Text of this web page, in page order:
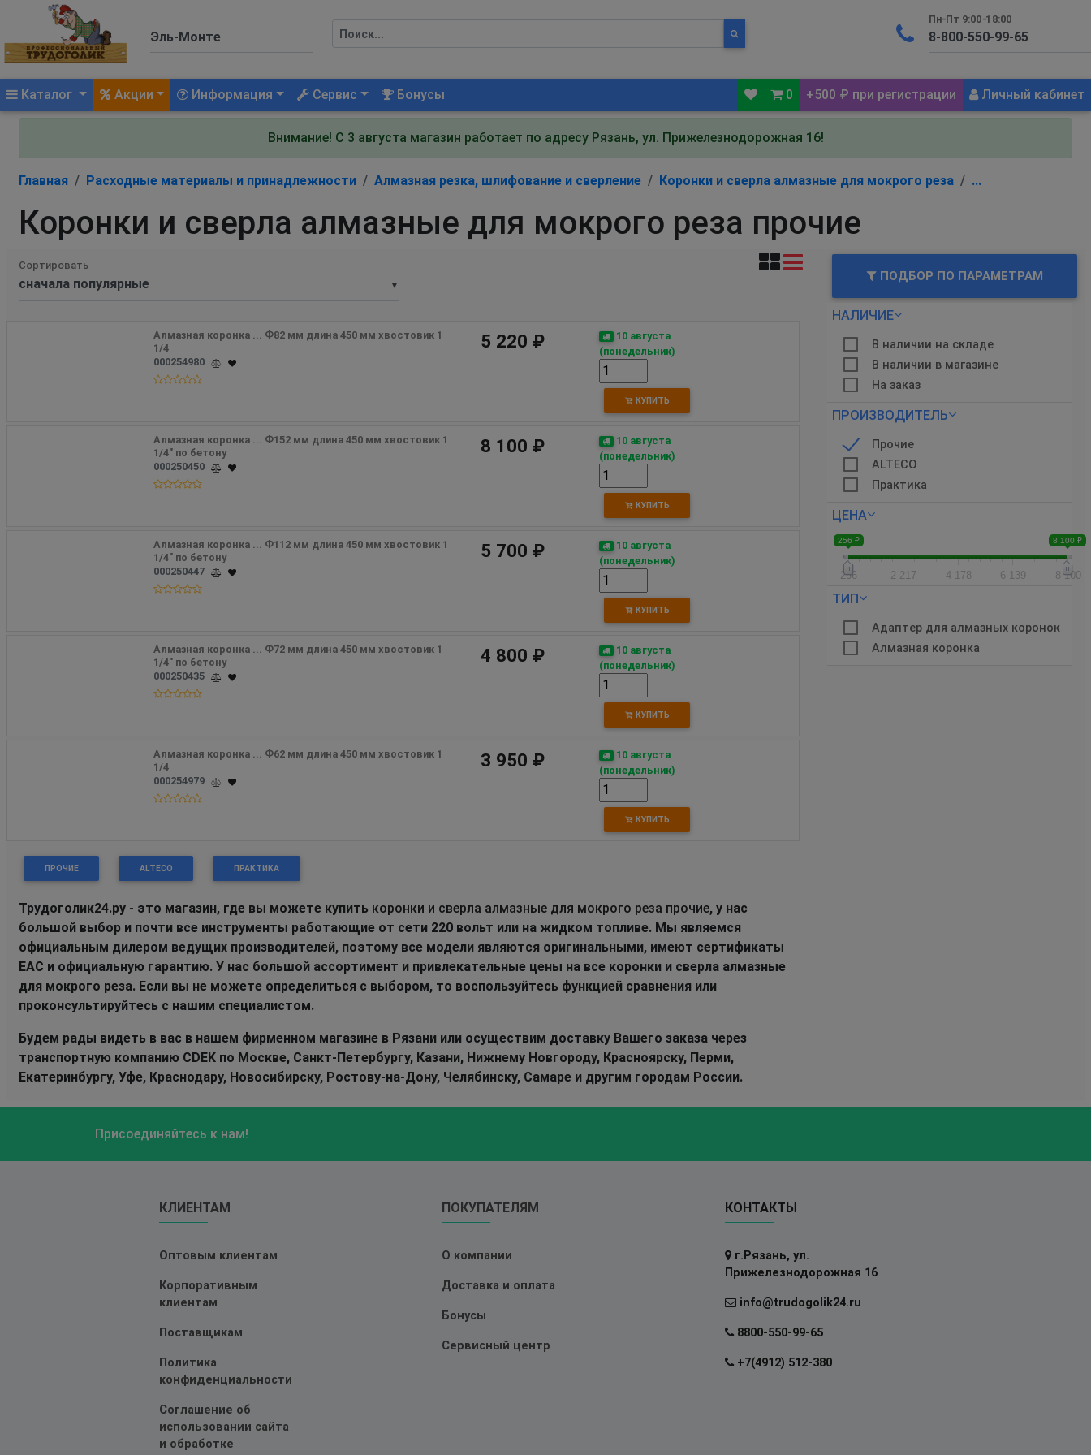
Пн-Пт 9:00-18:00
Каталог (current)Акции Информация Сервис Бонусы 0 +500 ₽ при регистрации Личный кабинет
Внимание! С 3 августа магазин работает по адресу Рязань, ул. Прижелезнодорожная 16!
Главная Расходные материалы и принадлежности Алмазная резка, шлифование и сверление Коронки и сверла алмазные для мокрого реза ...
Коронки и сверла алмазные для мокрого реза прочие
ПОДБОР ПО ПАРАМЕТРАМ
НАЛИЧИЕ
В наличии на складе
В наличии в магазине
На заказ
ПРОИЗВОДИТЕЛЬ
Прочие
ALTECO
Практика
ЦЕНА
256 ₽ 8 100 ₽
256 2 217 4 178 6 139 8 100
ТИП
Адаптер для алмазных коронок
Алмазная коронка
▼
Сортировать
Алмазная коронка ... Ф82 мм длина 450 мм хвостовик 1
1/4
000254980
5 220 ₽
10 августа
(понедельник)
КУПИТЬ
Алмазная коронка ... Ф152 мм длина 450 мм хвостовик 1
1/4" по бетону
000250450
8 100 ₽
10 августа
(понедельник)
КУПИТЬ
Алмазная коронка ... Ф112 мм длина 450 мм хвостовик 1
1/4" по бетону
000250447
5 700 ₽
10 августа
(понедельник)
КУПИТЬ
Алмазная коронка ... Ф72 мм длина 450 мм хвостовик 1
1/4" по бетону
000250435
4 800 ₽
10 августа
(понедельник)
КУПИТЬ
Алмазная коронка ... Ф62 мм длина 450 мм хвостовик 1
1/4
000254979
3 950 ₽
10 августа
(понедельник)
КУПИТЬ
ПРОЧИЕ ALTECO ПРАКТИКА
Трудоголик24.ру - это магазин, где вы можете купить коронки и сверла алмазные для мокрого реза прочие, у нас
большой выбор и почти все инструменты работающие от сети 220 вольт или на жидком топливе. Мы являемся
официальным дилером ведущих производителей, поэтому все модели являются оригинальными, имеют сертификаты
EAC и официальную гарантию. У нас большой ассортимент и привлекательные цены на все коронки и сверла алмазные
для мокрого реза. Если вы не можете определиться с выбором, то воспользуйтесь функцией сравнения или
проконсультируйтесь с нашим специалистом.
Будем рады видеть в вас в нашем фирменном магазине в Рязани или осуществим доставку Вашего заказа через
транспортную компанию CDEK по Москве, Санкт-Петербургу, Казани, Нижнему Новгороду, Красноярску, Перми,
Екатеринбургу, Уфе, Краснодару, Новосибирску, Ростову-на-Дону, Челябинску, Самаре и другим городам России.
Присоединяйтесь к нам!
КЛИЕНТАМ
Оптовым клиентам
Корпоративным
клиентам
Поставщикам
Политика
конфиденциальности
Соглашение об
использовании сайта
и обработке
ПОКУПАТЕЛЯМ
О компании
Доставка и оплата
Бонусы
Сервисный центр
КОНТАКТЫ
г.Рязань, ул.
Прижелезнодорожная 16
info@trudogolik24.ru
8800-550-99-65
+7(4912) 512-380